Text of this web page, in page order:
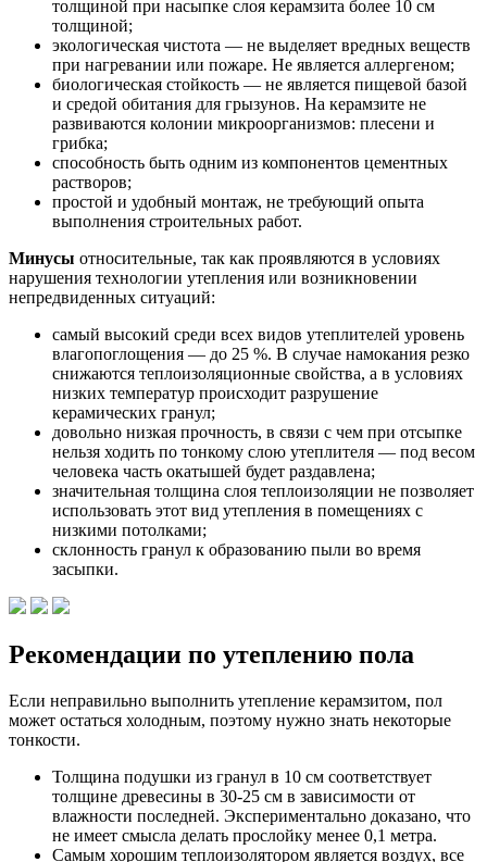
толщиной при насыпке слоя керамзита более 10 см
толщиной;
экологическая чистота — не выделяет вредных веществ
при нагревании или пожаре. Не является аллергеном;
биологическая стойкость — не является пищевой базой
и средой обитания для грызунов. На керамзите не
развиваются колонии микроорганизмов: плесени и
грибка;
способность быть одним из компонентов цементных
растворов;
простой и удобный монтаж, не требующий опыта
выполнения строительных работ.
Минусы относительные, так как проявляются в условиях
нарушения технологии утепления или возникновении
непредвиденных ситуаций:
самый высокий среди всех видов утеплителей уровень
влагопоглощения — до 25 %. В случае намокания резко
снижаются теплоизоляционные свойства, а в условиях
низких температур происходит разрушение
керамических гранул;
довольно низкая прочность, в связи с чем при отсыпке
нельзя ходить по тонкому слою утеплителя — под весом
человека часть окатышей будет раздавлена;
значительная толщина слоя теплоизоляции не позволяет
использовать этот вид утепления в помещениях с
низкими потолками;
склонность гранул к образованию пыли во время
засыпки.
Рекомендации по утеплению пола
Если неправильно выполнить утепление керамзитом, пол
может остаться холодным, поэтому нужно знать некоторые
тонкости.
Толщина подушки из гранул в 10 см соответствует
толщине древесины в 30-25 см в зависимости от
влажности последней. Экспериментально доказано, что
не имеет смысла делать прослойку менее 0,1 метра.
Самым хорошим теплоизолятором является воздух, все